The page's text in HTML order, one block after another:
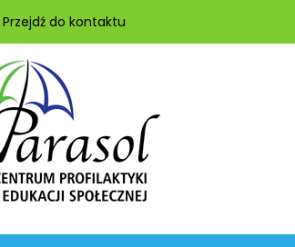
Przejdź do kontaktu